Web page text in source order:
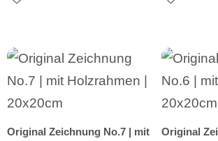
Original Zeichnung No.7 | mit
Original